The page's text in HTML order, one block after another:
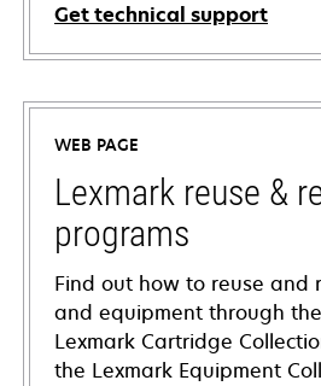
Get technical support
opens
in
new
tab
WEB PAGE
Lexmark reuse &
programs
Find out how to reuse and
and equipment through
Lexmark Cartridge
the Lexmark Equipment